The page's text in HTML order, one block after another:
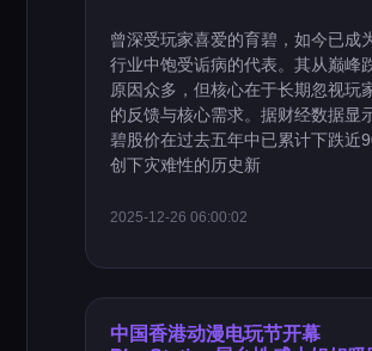
曾深受玩家喜爱的育碧，如今已成
行业中饱受诟病的代表。其从巅峰
原因众多，但核心在于长期忽视玩
的反馈与核心需求。据财经数据显
碧股价在过去五年中已累计下跌近
创下灾难性的历史新
2025-12-26 06:00:02
中国香港动漫电玩节开幕